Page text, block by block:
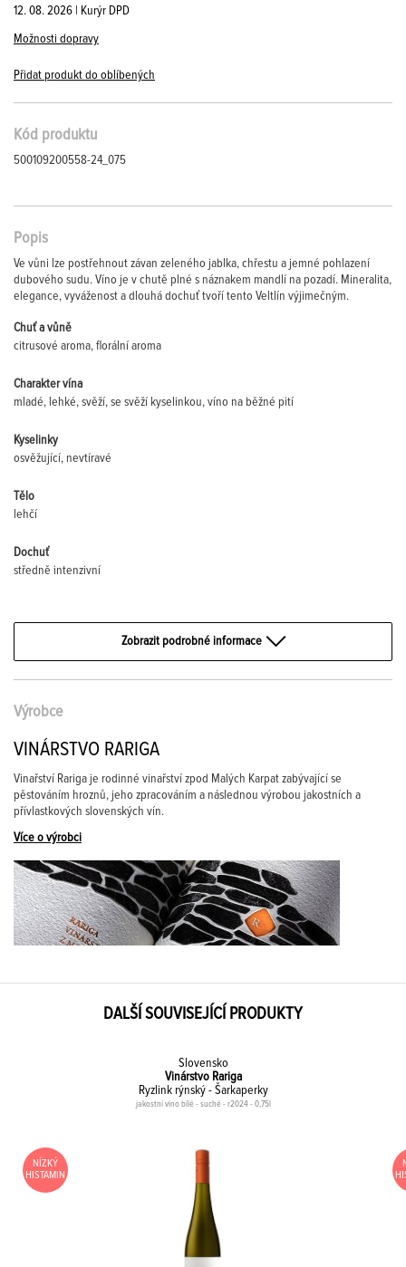
12. 08. 2026 | Kurýr DPD
Možnosti dopravy
Přidat produkt do oblíbených
Kód produktu
500109200558-24_075
Popis
Ve vůni lze postřehnout závan zeleného jablka, chřestu a jemné pohlazení
dubového sudu. Víno je v chutě plné s náznakem mandlí na pozadí. Mineralita,
elegance, vyváženost a dlouhá dochuť tvoří tento Veltlín výjimečným.
Chuť a vůně
citrusové aroma, florální aroma
Charakter vína
mladé, lehké, svěží, se svěží kyselinkou, víno na běžné pití
Kyselinky
osvěžující, nevtíravé
Tělo
lehčí
Dochuť
středně intenzivní
Zobrazit podrobné informace
Výrobce
VINÁRSTVO RARIGA
Vinařství Rariga je rodinné vinařství zpod Malých Karpat zabývající se
pěstováním hroznů, jeho zpracováním a následnou výrobou jakostních a
přívlastkových slovenských vín.
Více o výrobci
DALŠÍ SOUVISEJÍCÍ PRODUKTY
Slovensko
Vinárstvo Rariga
Ryzlink rýnský - Šarkaperky
jakostní víno bílé - suché - r2024 - 0,75l
NÍZKÝ
HISTAMIN